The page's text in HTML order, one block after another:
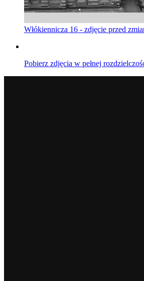
Włókiennicza 16 - zdjęcie przed
Pobierz zdjęcia w pełnej